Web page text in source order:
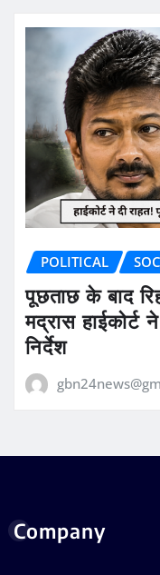
POLITICAL
पूछताछ के बाद
मद्रास हाईकोर्ट
निर्देश
Company